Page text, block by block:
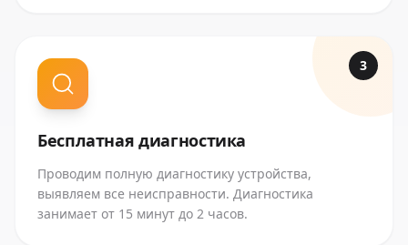
3
Бесплатная диагностика
Проводим полную диагностику устройства,
выявляем все неисправности. Диагностика
занимает от 15 минут до 2 часов.